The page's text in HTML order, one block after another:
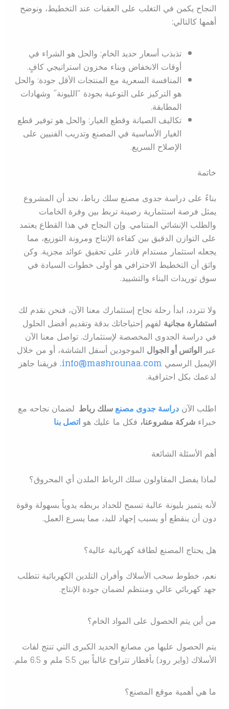
النجاح يكمن في التغلب على العقبات عند التخطيط، ونوضح
أهمها كالتالي:
تذبذب أسعار حديد الخام: والحل هو الشراء في
أوقات الانخفاض وبناء مخزون استراتيجي كافٍ.
المنافسة السعرية مع المنتجات الأقل جودة: والحل
هو التركيز على التوعية بجودة “الليونة” وشهادات
المطابقة.
تكاليف الصيانة وقطع الغيار: والحل هو توفير قطع
الغيار الأساسية في المصنع وتدريب الفنيين على
الإصلاح السريع.
خاتمة
بناءً على دراسة جدوى مصنع سلك رباط، نجد أن المشروع
يمثل فرصة استثمارية رصينة تربط بين وفرة الخامات
والطلب الإنشائي المتنامي. وإن النجاح في هذا القطاع يعتمد
على التوازن الدقيق بين كفاءة الإنتاج ومرونة التوزيع، مما
يجعله استثمار مستدام قادر على تحقيق عوائد مجزية. وكن
واثق أن التخطيط الاحترافي هو أولى خطوات السيادة في
سوق توريدات البناء والتشييد.
ولا تتردد، ابدأ رحلة نجاح إستثمارك معنا الآن، فنحن نقدم لك
استشارة مجانيةلفهم إحتياجاتك بدقة وتقديم أفضل الحلول
في دراسة الجدوى المخصصة لإستثمارك. تواصل معنا الآن
عبرالواتس أو الجوالالموجودين أسفل الشاشة، أو من خلال
الإيميل الرسمي info@mashrounaa.com
.فريقنا جاهز
لدعمك بكل احترافية.
اطلب الآن دراسة جدوى مصنعسلك رباط لضمان نجاحه مع
خبراء شركة مشروعنا،فكل ما عليك هو اتصل بنا
أهم الأسئلة الشائعة
لماذا يفضل المقاولون سلك الرباط الملدن أي المحروق؟
لأنه يتميز بليونة عالية تسمح للحداد بربطه يدوياً بسهولة وقوة
دون أن ينقطع أو يسبب إجهاد لليد، مما يسرع العمل.
هل يحتاج المصنع لطاقة كهربائية عالية؟
نعم، خطوط سحب الأسلاك وأفران التلدين الكهربائية تتطلب
جهد كهربائي عالي ومنتظم لضمان جودة الإنتاج.
من أين يتم الحصول على المواد الخام؟
يتم الحصول عليها من مصانع الحديد الكبرى التي تنتج لفات
الأسلاك (واير رود) بأقطار تتراوح غالباً بين 5.5 ملم و 6.5 ملم.
ما هي أهمية موقع المصنع؟